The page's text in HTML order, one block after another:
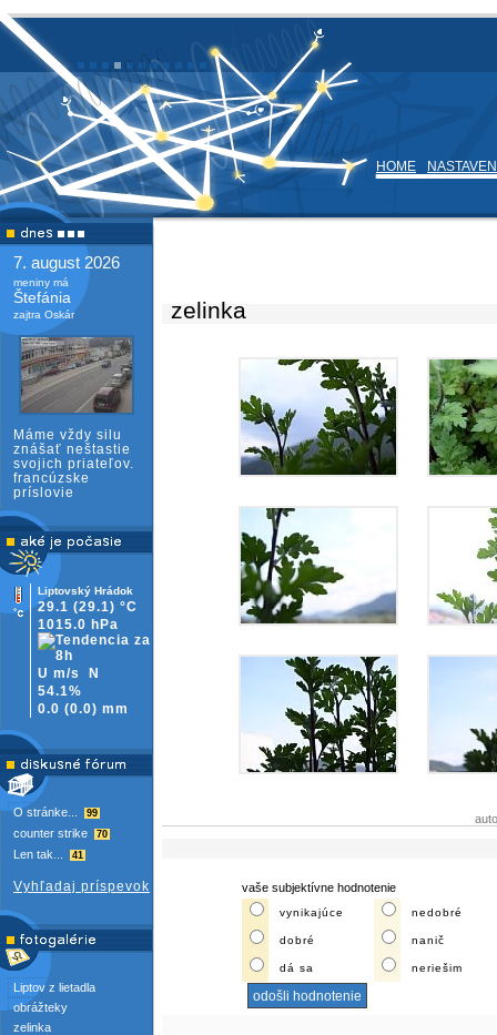
HOME
7. august 2026
meniny má
Štefánia
zajtra Oskár
Máme vždy silu
znášať neštastie
svojich priateľov.
francúzske
príslovie
Liptovský Hrádok
29.1 (29.1) °C
1015.0 hPa
U m/s
N
54.1%
0.0 (0.0) mm
O stránke... 99
counter strike 70
Len tak... 41
Vyhľadaj príspevok
Liptov z lietadla
obrážteky
zelinka
zelinka
vaše subjektívne hodnotenie
vynikajúce nedobré
dobré nanič
dá sa neriešim